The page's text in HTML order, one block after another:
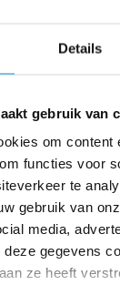
Details
gebruik van
om content
functies voor
te
gebruik van
media,
deze gegevens
ze heeft
matthijs
Raised so far
€194